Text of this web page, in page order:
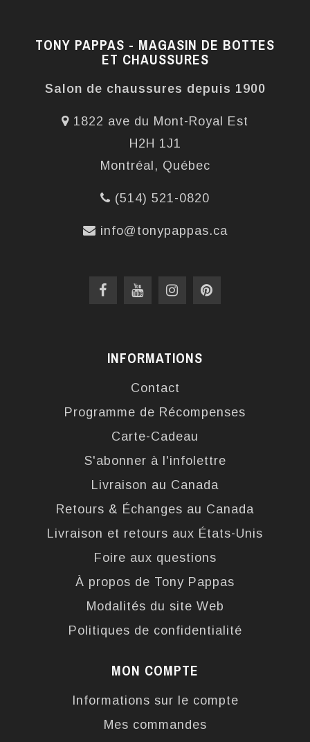
TONY PAPPAS - MAGASIN DE BOTTES
ET CHAUSSURES
Salon de chaussures depuis 1900
1822 ave du Mont-Royal Est
H2H 1J1
Montréal, Québec
(514) 521-0820
info@tonypappas.ca
INFORMATIONS
Contact
Programme de Récompenses
Carte-Cadeau
S'abonner à l'infolettre
Livraison au Canada
Retours & Échanges au Canada
Livraison et retours aux États-Unis
Foire aux questions
À propos de Tony Pappas
Modalités du site Web
Politiques de confidentialité
MON COMPTE
Informations sur le compte
Mes commandes